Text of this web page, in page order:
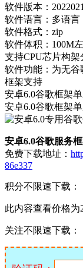
软件版本：
软件语言：多语言
软件格式：zip
软件体积：100M
支持CPU芯片构架
软件功能：为无
框架支持
安卓6.0谷歌框架
安卓6.0谷歌框架
安卓6.0谷歌服务
免费下载地址：
86e337
积分不限速下载：
此内容查看价格为
关注不限速下载：